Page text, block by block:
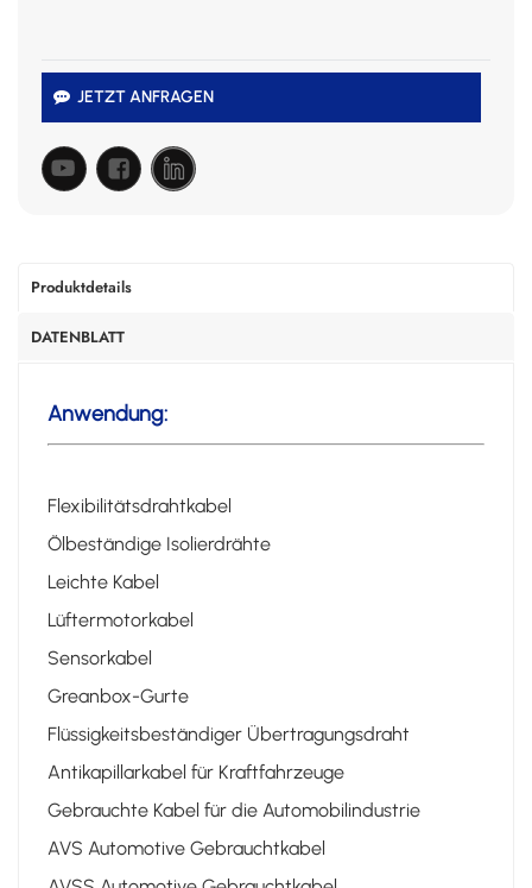
JETZT ANFRAGEN
Produktdetails
DATENBLATT
Anwendung:
Flexibilitätsdrahtkabel
Ölbeständige Isolierdrähte
Leichte Kabel
Lüftermotorkabel
Sensorkabel
Greanbox-Gurte
Flüssigkeitsbeständiger Übertragungsdraht
Antikapillarkabel für Kraftfahrzeuge
Gebrauchte Kabel für die Automobilindustrie
AVS Automotive Gebrauchtkabel